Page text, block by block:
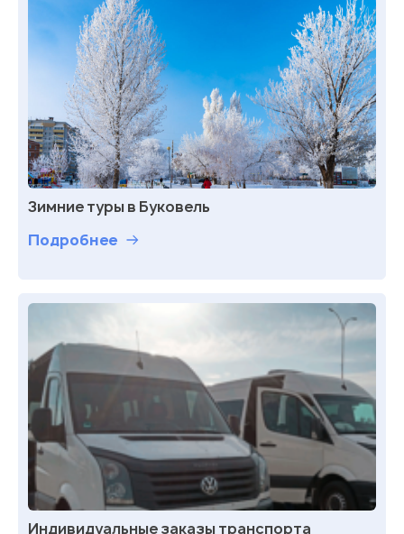
Зимние туры в Буковель
Подробнее
Индивидуальные заказы транспорта